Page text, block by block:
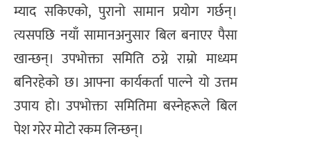
म्याद सकिएको, पुरानो सामान प्रयोग गर्छन्।
त्यसपछि नयाँ सामानअनुसार बिल बनाएर पैसा
खान्छन्। उपभोक्ता समिति ठग्ने राम्रो माध्यम
बनिरहेको छ। आफ्ना कार्यकर्ता पाल्ने यो उत्तम
उपाय हो। उपभोक्ता समितिमा बस्नेहरूले बिल
पेश गरेर मोटो रकम लिन्छन्।